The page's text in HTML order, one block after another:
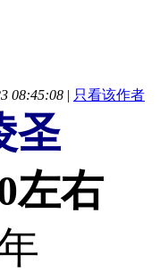
08:45:08 | 只看该作者
圣
左右